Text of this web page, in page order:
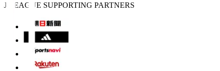
J.LEAGUE SUPPORTING PARTNERS